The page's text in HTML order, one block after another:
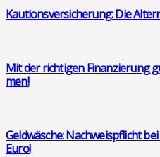
Kau­ti­ons­ver­si­che­rung: Die
Mit der rich­ti­gen Finan­zie­rung
men!
Geld­wä­sche: Nach­weis­pflicht
Euro!